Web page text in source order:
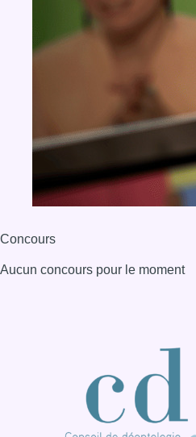
Concours
Aucun concours pour le moment